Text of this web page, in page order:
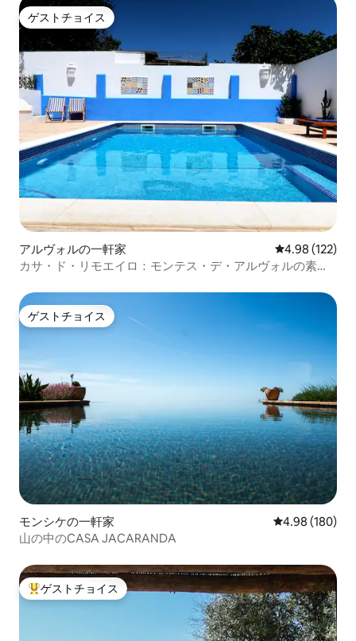
ゲストチョイス
ゲストチョイス
アルヴォルの一軒家 レビュー122
4.98 (122)
カサ・ド・リモエイロ：モンテス・デ・アルヴォルの素晴
ゲストチョイス
ゲストチョイス
モンシケの一軒家 レビュー180
4.98 (180)
山の中のCASA JACARANDA
大好評のゲストチョイスです。
ゲストチョイス